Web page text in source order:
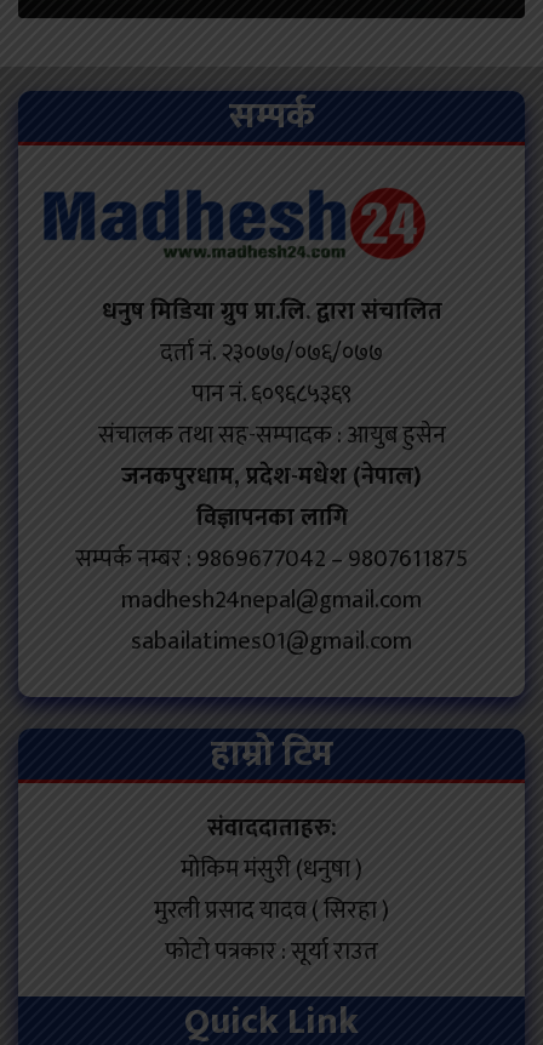
सम्पर्क
धनुष मिडिया ग्रुप प्रा.लि. द्वारा संचालित
दर्ता नं. २३०७७/०७६/०७७
पान नं. ६०९६८५३६९
संचालक तथा सह-सम्पादक : आयुब हुसेन
जनकपुरधाम, प्रदेश-मधेश (नेपाल)
विज्ञापनका लागि
सम्पर्क नम्बर : 9869677042 – 9807611875
madhesh24nepal@gmail.com
sabailatimes01@gmail.com
हाम्रो टिम
संवाददाताहरु:
मोकिम मंसुरी (धनुषा )
मुरली प्रसाद यादव ( सिरहा )
फोटो पत्रकार : सूर्या राउत
Quick Link